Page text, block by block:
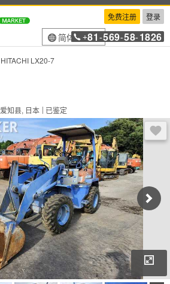
免费注册 登录
简体中文
+81 -569-58-1826
HITACHI LX20-7
爱知县, 日本 已鉴定
登